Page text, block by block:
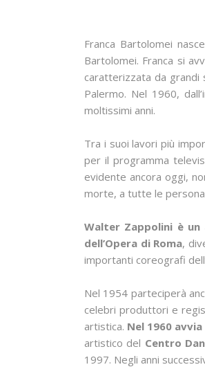
Franca Bartolomei
Bartolomei. Franca si
caratterizzata da grandi
Palermo. Nel 1960,
moltissimi anni.
Tra i suoi lavori più
per il programma
evidente ancora oggi,
morte, a tutte le
Walter Zappolini è
dell’Opera di Roma,
importanti coreografi
Nel 1954 parteciperà
celebri produttori e
artistica. Nel 1960
artistico del Centro
1997. Negli anni